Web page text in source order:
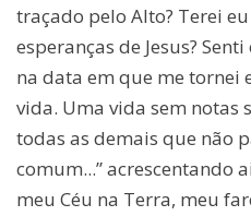
traçado pelo Alto? Terei
esperanças de Jesus?
na data em que me tornei
vida. Uma vida sem notas
todas as demais que não
comum...” acrescentando
meu Céu na Terra, meu